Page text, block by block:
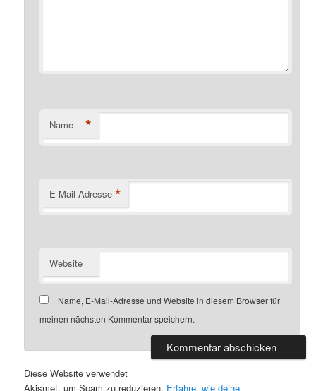
Name *
E-Mail-Adresse *
Website
Name, E-Mail-Adresse und Website in diesem Browser für
meinen nächsten Kommentar speichern.
Diese Website verwendet
Akismet, um Spam zu reduzieren. Erfahre, wie deine